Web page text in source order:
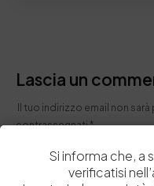
Lascia un
Il tuo indirizzo email non sarà
contrassegnati*
Si informa che, a
verificatisi